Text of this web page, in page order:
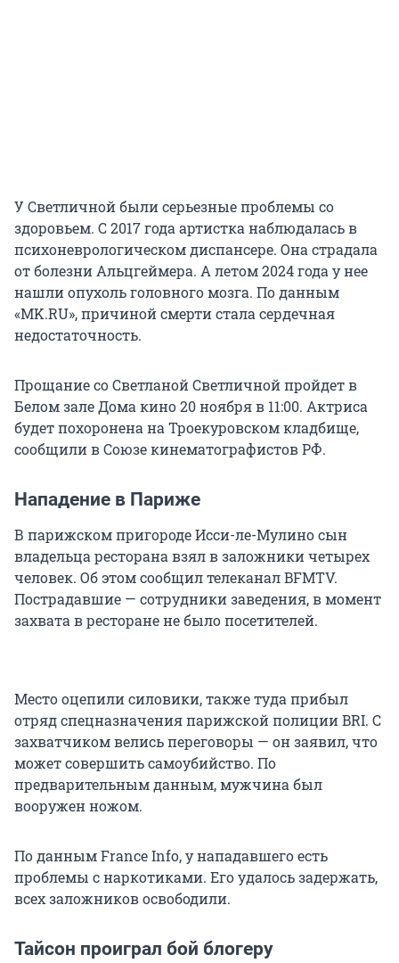
У Светличной были серьезные проблемы со
здоровьем. С 2017 года артистка наблюдалась в
психоневрологическом диспансере. Она страдала
от болезни Альцгеймера. А летом 2024 года у нее
нашли опухоль головного мозга. По данным
«MK.RU», причиной смерти стала сердечная
недостаточность.
Прощание со Светланой Светличной пройдет в
Белом зале Дома кино 20 ноября в 11:00. Актриса
будет похоронена на Троекуровском кладбище,
сообщили в Союзе кинематографистов РФ.
Нападение в Париже
В парижском пригороде Исси-ле-Мулино сын
владельца ресторана взял в заложники четырех
человек. Об этом сообщил телеканал BFMTV.
Пострадавшие — сотрудники заведения, в момент
захвата в ресторане не было посетителей.
Место оцепили силовики, также туда прибыл
отряд спецназначения парижской полиции BRI. С
захватчиком велись переговоры — он заявил, что
может совершить самоубийство. По
предварительным данным, мужчина был
вооружен ножом.
По данным France Info, у нападавшего есть
проблемы с наркотиками. Его удалось задержать,
всех заложников освободили.
Тайсон проиграл бой блогеру